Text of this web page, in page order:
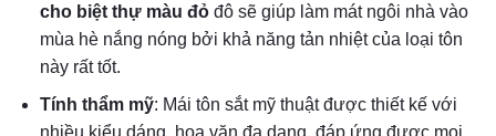
cho biệt thự màu đỏ đôsẽ giúp làm mát ngôi nhà vào
mùa hè nắng nóng bởi khả năng tản nhiệt của loại tôn
này rất tốt.
Tính thẩm mỹ: Mái tôn sắt mỹ thuật được thiết kế với